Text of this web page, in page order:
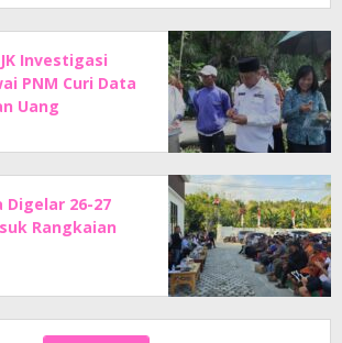
Investigasi
PNM Curi Data
Uang
Digelar 26-27
Rangkaian